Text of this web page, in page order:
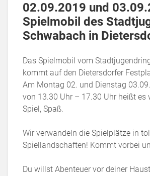
02.09.2019 und
Spielmobil des
Schwabach in
Das Spielmobil vom
kommt auf den Dietersdorfer
Am Montag 02. und Dienstag
von 13.30 Uhr – 17.30 Uhr heißt es
Spiel, Spaß.
Wir verwandeln die Spielplätze in
Spiellandschaften! Kommt vorbei
Du willst Abenteuer vor deiner